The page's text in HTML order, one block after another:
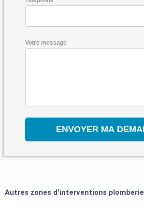
Votre message
Autres zones d'interventions plomberie